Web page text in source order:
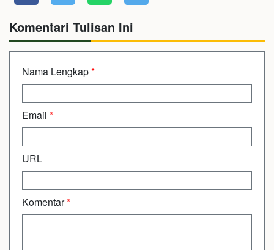
Komentari Tulisan Ini
Nama Lengkap*
Email *
URL
Komentar*